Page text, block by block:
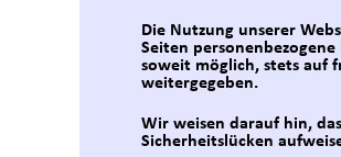
Die Nutzung unserer
Seiten
soweit möglich, stets auf
weitergegeben.
Wir weisen darauf hin,
Sicherheitslücken